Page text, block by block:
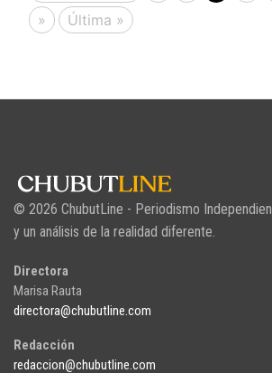
»
Última »
© 2026 ChubutLine - Periodismo
y un análisis de la realidad diferente.
Directora
Marisa Rauta
directora@chubutline.com
Redacción
redaccion@chubutline.com